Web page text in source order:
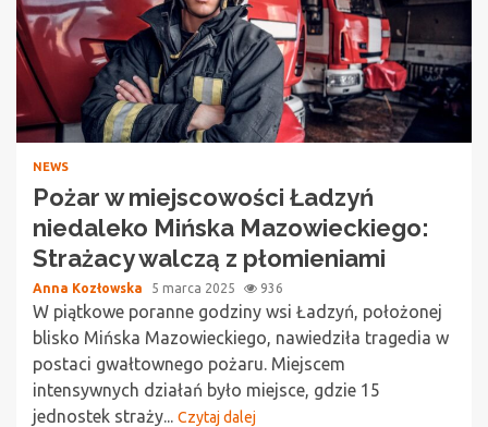
NEWS
Pożar w miejscowości Ładzyń
niedaleko Mińska Mazowieckiego:
Strażacy walczą z płomieniami
Anna Kozłowska 5 marca 2025 936
W piątkowe poranne godziny wsi Ładzyń, położonej
blisko Mińska Mazowieckiego, nawiedziła tragedia w
postaci gwałtownego pożaru. Miejscem
intensywnych działań było miejsce, gdzie 15
jednostek straży... Czytaj dalej